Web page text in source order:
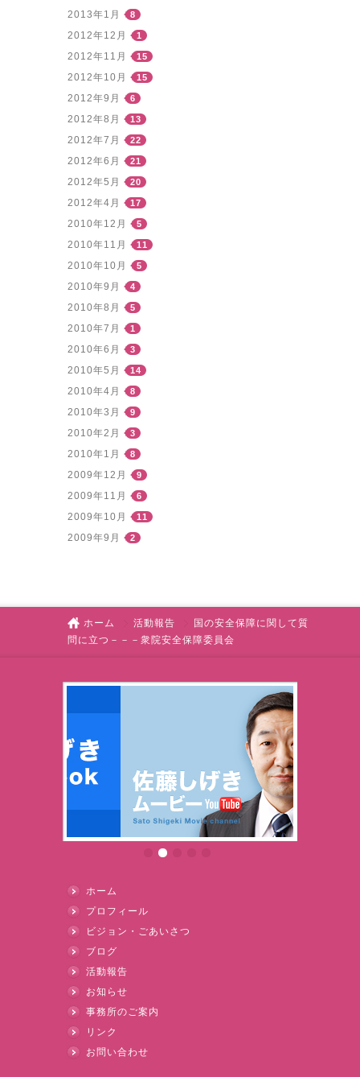
2013年1月 8
2012年12月 1
2012年11月 15
2012年10月 15
2012年9月 6
2012年8月 13
2012年7月 22
2012年6月 21
2012年5月 20
2012年4月 17
2010年12月 5
2010年11月 11
2010年10月 5
2010年9月 4
2010年8月 5
2010年7月 1
2010年6月 3
2010年5月 14
2010年4月 8
2010年3月 9
2010年2月 3
2010年1月 8
2009年12月 9
2009年11月 6
2009年10月 11
2009年9月 2
ホーム 活動報告
国の安全保障に関して質
問に立つ－－－衆院安全保障委員会
ホーム
プロフィール
ビジョン・ごあいさつ
ブログ
活動報告
お知らせ
事務所のご案内
リンク
お問い合わせ